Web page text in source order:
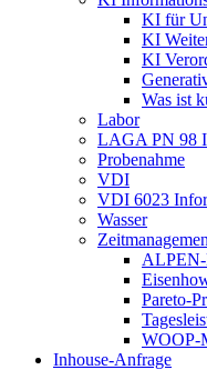
KI für
KI
KI
Was ist
Labor
LAGA PN 98
Probenahme
VDI
VDI 6023
Wasser
Pareto-
WOOP-
Inhouse-Anfrage